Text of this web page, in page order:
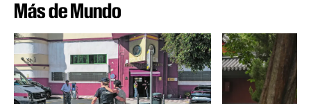
Más de Mundo